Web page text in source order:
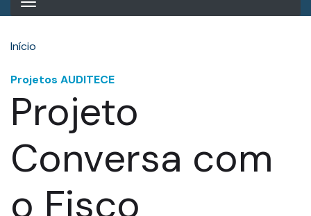
Início
Projetos AUDITECE
Projeto
Conversa com
o Fisco